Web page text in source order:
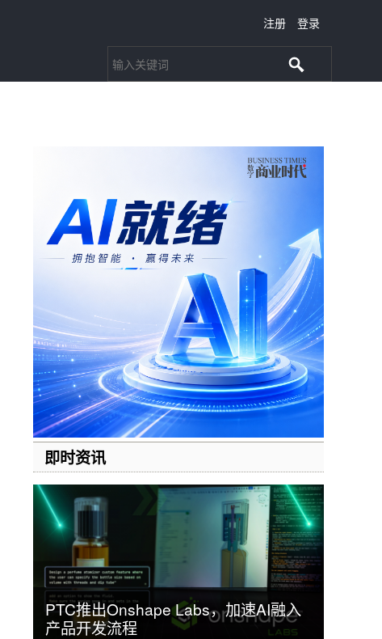
注册 登录
即时资讯
PTC推出Onshape Labs，加速AI融入
产品开发流程